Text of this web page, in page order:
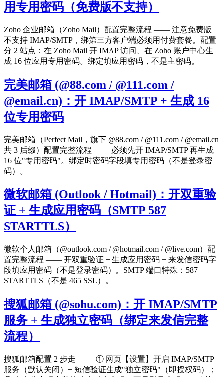
用专用密码（免费版不支持）
Zoho 企业邮箱（Zoho Mail）配置完整流程 —— 注意免费版
不支持 IMAP/SMTP，绑第三方客户端必须用付费套餐。配置
分 2 站点：在 Zoho Mail 开 IMAP 访问、在 Zoho 账户中心生
成 16 位应用专用密码。绑定填应用密码，不是主密码。
完美邮箱 (@88.com / @111.com /
@email.cn)：开 IMAP/SMTP + 生成 16
位专用密码
完美邮箱（Perfect Mail，旗下 @88.com / @111.com / @email.cn
共 3 后缀）配置完整流程 —— 必须先开 IMAP/SMTP 再生成
16 位"专用密码"。绑定时密码字段填专用密码（不是登录密
码）。
微软邮箱 (Outlook / Hotmail)：开双重验
证 + 生成应用密码（SMTP 587
STARTTLS）
微软个人邮箱（@outlook.com / @hotmail.com / @live.com）配
置完整流程 —— 开双重验证 + 生成应用密码 + 来发信密码字
段填应用密码（不是登录密码）。SMTP 端口特殊：587 +
STARTTLS（不是 465 SSL）。
搜狐邮箱 (@sohu.com)：开 IMAP/SMTP
服务 + 生成独立密码（绑定来发信完整
流程）
搜狐邮箱配置 2 步走 —— ① 网页【设置】开启 IMAP/SMTP
服务（默认关闭）+ 短信验证生成"独立密码"（即授权码）；